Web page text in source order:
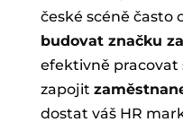
české scéně často
budovat značku
efektivně pracovat
zapojit
dostat váš HR